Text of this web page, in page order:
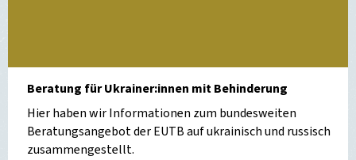
Beratung für Ukrainer:innen mit Behinderung
Hier haben wir Informationen zum bundesweiten
Beratungsangebot der EUTB auf ukrainisch und russisch
zusammengestellt.